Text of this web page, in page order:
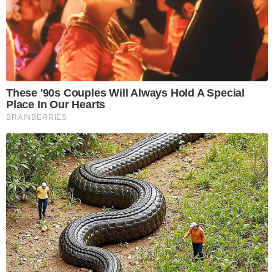
These '90s Couples Will Always Hold A Special
Place In Our Hearts
BRAINBERRIES